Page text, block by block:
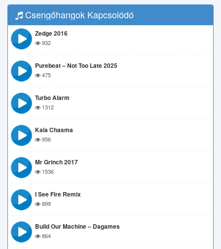
Csengőhangok Kapcsolódó
Zedge 2016
932
Purebeat – Not Too Late 2025
475
Turbo Alarm
1312
Kala Chasma
956
Mr Grinch 2017
1536
I See Fire Remix
899
Build Our Machine – Dagames
864